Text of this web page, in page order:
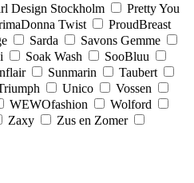
Design Stockholm
Pretty You
Twist
ProudBreast
Sarda
Savons Gemme
Soak Wash
SooBluu
Sunmarin
Taubert
Unico
Vossen
WEWOfashion
Wolford
Zaxy Zus en Zomer